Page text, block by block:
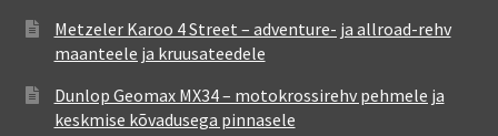
Metzeler Karoo 4 Street – adventure- ja allroad-rehv
maanteele ja kruusateedele
Dunlop Geomax MX34 – motokrossirehv pehmele ja
keskmise kõvadusega pinnasele